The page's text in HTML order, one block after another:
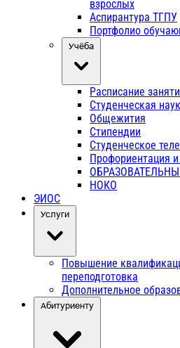
взрослых
Аспирантура ТГПУ
Портфолио
Учёба
Расписание
Студенческая
Общежития
Стипендии
Студенческое
Профориентация
НОКО
ЭИОС
Услуги
Повышение
переподготовка
Дополнительное
Абитуриенту